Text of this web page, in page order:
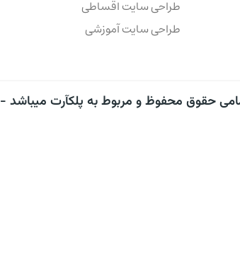
طراحی سایت اقساطی
طراحی سایت آموزشی
حقوق محفوظ و مربوط به پلکآرت میباشد - ۱۴۰۴